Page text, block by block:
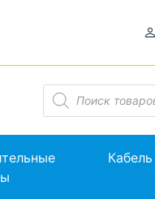
Поиск
товаров
Кабель